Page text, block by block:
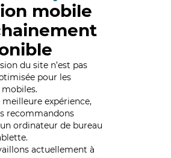
mobile
du site n’est pas
pour les
meilleure expérience,
recommandons
ordinateur de bureau
actuellement à